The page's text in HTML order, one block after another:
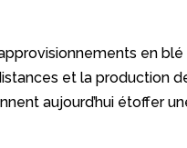
en
et la production
aujourd’hui étoffer